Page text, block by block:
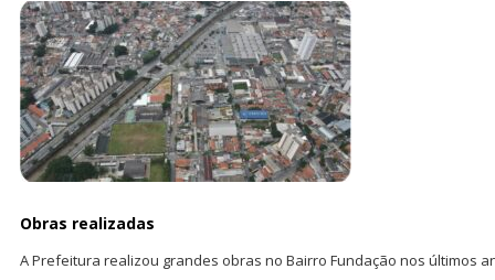
Obras realizadas
A Prefeitura realizou grandes obras no Bairro Fundação nos últimos